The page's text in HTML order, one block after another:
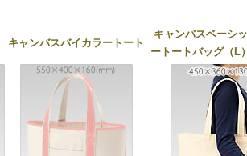
キャンバスバイカラートート
キャンバスベーシ
ートートバッグ（L